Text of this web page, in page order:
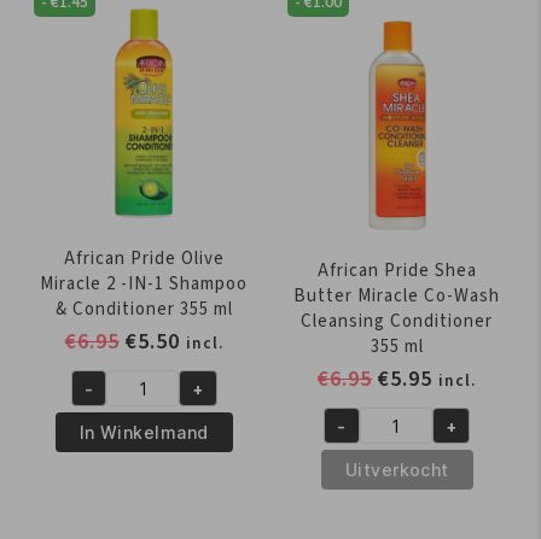
African Pride Olive
Miracle 2 -IN-1 Shampoo
& Conditioner 355 ml
€6.95 Oorspronkelijke
was:
€6.95.
€5.50Huidige
prijs
is:
€5.50.
incl.
African
Pride
Olive
- +
In Winkelmand
African Pride Shea
Butter Miracle Co-Wash
Cleansing Conditioner
355 ml
€6.95
was:
€6.95.
€5.95 Huidige
prijs
is:
€5.95.
incl.
African
Pride
Shea
- +
Uitverkocht